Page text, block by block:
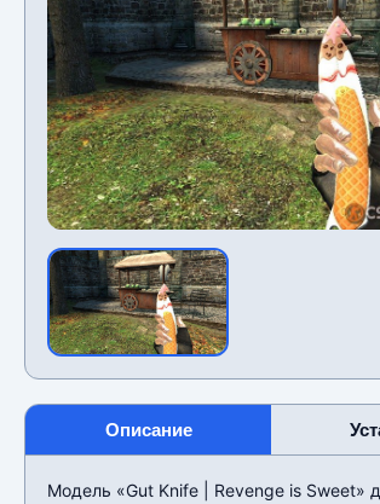
Описание
Модель «Gut Knife | Revenge is Sweet»